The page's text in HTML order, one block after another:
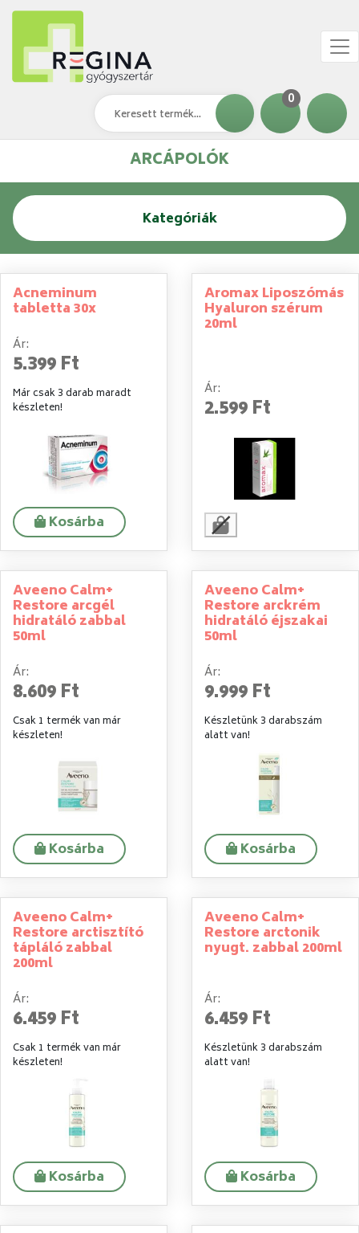
0
ARCÁPOLÓK
Kategóriák
Acneminum
tabletta 30x
Ár:
5.399 Ft
Már csak 3 darab maradt
készleten!
Kosárba
Aromax Liposzómás
Hyaluron szérum
20ml
Ár:
2.599 Ft
Aveeno Calm+
Restore arcgél
hidratáló zabbal
50ml
Ár:
8.609 Ft
Csak 1 termék van már
készleten!
Kosárba
Aveeno Calm+
Restore arckrém
hidratáló éjszakai
50ml
Ár:
9.999 Ft
Készletünk 3 darabszám
alatt van!
Kosárba
Aveeno Calm+
Restore arctisztító
tápláló zabbal
200ml
Ár:
6.459 Ft
Csak 1 termék van már
készleten!
Kosárba
Aveeno Calm+
Restore arctonik
nyugt. zabbal 200ml
Ár:
6.459 Ft
Készletünk 3 darabszám
alatt van!
Kosárba